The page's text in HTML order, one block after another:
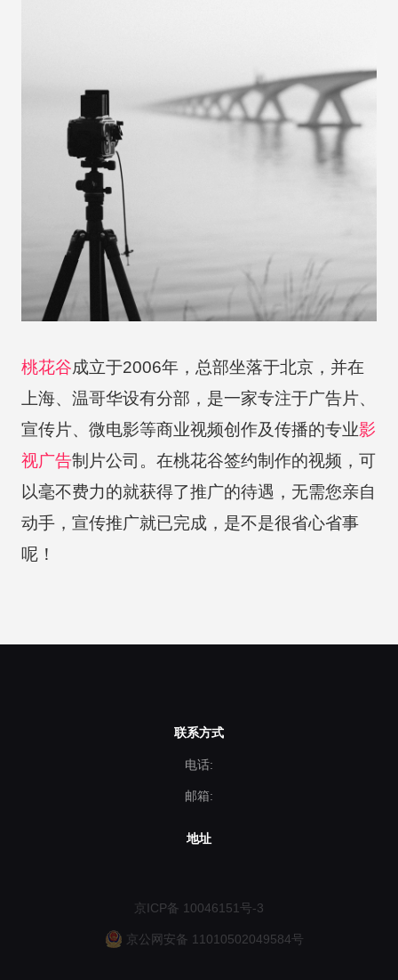
桃花谷成立于2006年，总部坐落于北京，并在
上海、温哥华设有分部，是一家专注于广告片、
宣传片、微电影等商业视频创作及传播的专业影
视广告制片公司。在桃花谷签约制作的视频，可
以毫不费力的就获得了推广的待遇，无需您亲自
动手，宣传推广就已完成，是不是很省心省事
呢！
联系方式
电话:
邮箱:
地址
京ICP备 10046151号-3
京公网安备 11010502049584号